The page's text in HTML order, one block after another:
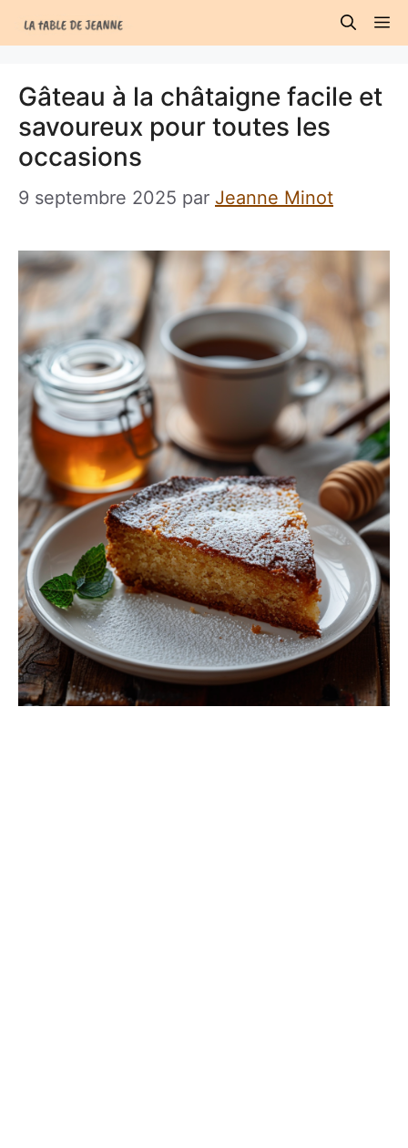
au
Gâteau à la châtaigne facile et
savoureux pour toutes les
occasions
9 septembre 2025 par Jeanne Minot